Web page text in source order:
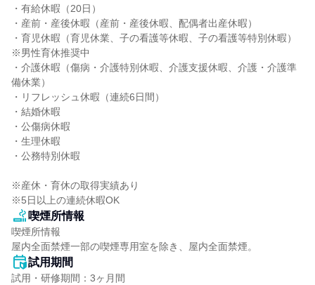
・有給休暇（20日）
・産前・産後休暇（産前・産後休暇、配偶者出産休暇）
・育児休暇（育児休業、子の看護等休暇、子の看護等特別休暇）
※男性育休推奨中
・介護休暇（傷病・介護特別休暇、介護支援休暇、介護・介護準
備休業）
・リフレッシュ休暇（連続6日間）
・結婚休暇
・公傷病休暇
・生理休暇
・公務特別休暇
※産休・育休の取得実績あり
※5日以上の連続休暇OK
喫煙所情報
喫煙所情報
屋内全面禁煙一部の喫煙専用室を除き、屋内全面禁煙。
試用期間
試用・研修期間：3ヶ月間